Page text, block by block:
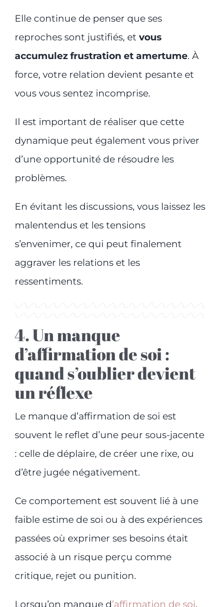
Elle continue de penser que ses
reproches sont justifiés, et vous
accumulez frustration et amertume. À
force, votre relation devient pesante et
vous vous sentez incomprise.
Il est important de réaliser que cette
dynamique peut également vous priver
d’une opportunité de résoudre les
problèmes.
En évitant les discussions, vous laissez les
malentendus et les tensions
s’envenimer, ce qui peut finalement
aggraver les relations et les
ressentiments.
4. Un manque
d’affirmation de soi :
quand s’oublier devient
un réflexe
Le manque d’affirmation de soi est
souvent le reflet d’une peur sous-jacente
: celle de déplaire, de créer une rixe, ou
d’être jugée négativement.
Ce comportement est souvent lié à une
faible estime de soi ou à des expériences
passées où exprimer ses besoins était
associé à un risque perçu comme
critique, rejet ou punition.
Lorsqu’on manque d’affirmation de soi,